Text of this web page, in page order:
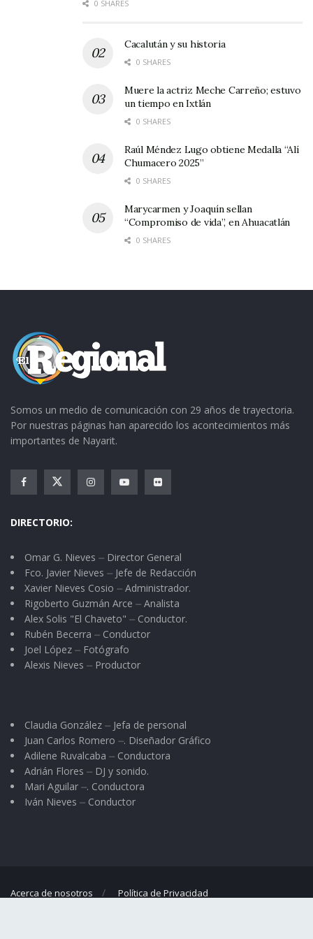
0 SHARES
Cacalután y su historia
0 SHARES
Muere la actriz Meche Carreño; estuvo
un tiempo en Ixtlán
0 SHARES
Raúl Méndez Lugo obtiene Medalla “Alí
Chumacero 2025”
0 SHARES
Marycarmen y Joaquín sellan
“Compromiso de vida”, en Ahuacatlán
0 SHARES
Somos un medio de comunicación con 29 años de trayectoria.
Por nuestras páginas han aparecido los acontecimientos más
importantes de Nayarit.
DIRECTORIO:
Omar G. Nieves ⏤ Director General
Fco. Javier Nieves ⏤ Jefe de Redacción
Xavier Nieves Cosio ⏤ Administrador.
Rigoberto Guzmán Arce ⏤ Analista
Alex Solis "El Chaveto" ⏤ Conductor.
Rubén Becerra ⏤ Conductor
Joel López ⏤ Fotógrafo
Alexis Nieves ⏤ Productor
Claudia González ⏤ Jefa de personal
Juan Carlos Romero ⏤. Diseñador Gráfico
Adilene Ruvalcaba ⏤ Conductora
Adrián Flores ⏤ DJ y sonido.
Mari Aguilar ⏤. Conductora
Iván Nieves ⏤ Conductor
Acerca de nosotros Política de Privacidad